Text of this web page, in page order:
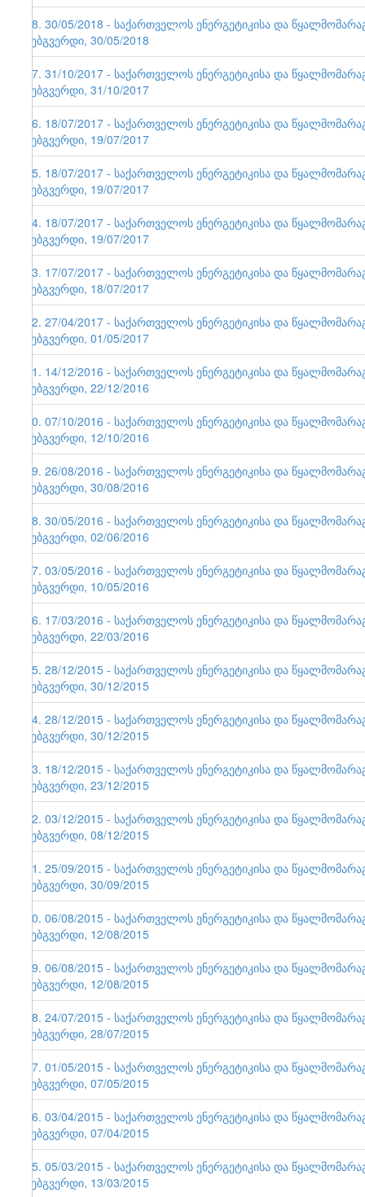
88. 30/05/2018 - საქართველოს ენერგეტიკისა და
ვებგვერდი, 30/05/2018
87. 31/10/2017 - საქართველოს ენერგეტიკისა და
ვებგვერდი, 31/10/2017
86. 18/07/2017 - საქართველოს ენერგეტიკისა და
ვებგვერდი, 19/07/2017
85. 18/07/2017 - საქართველოს ენერგეტიკისა და
ვებგვერდი, 19/07/2017
84. 18/07/2017 - საქართველოს ენერგეტიკისა და
ვებგვერდი, 19/07/2017
83. 17/07/2017 - საქართველოს ენერგეტიკისა და
ვებგვერდი, 18/07/2017
82. 27/04/2017 - საქართველოს ენერგეტიკისა და
ვებგვერდი, 01/05/2017
81. 14/12/2016 - საქართველოს ენერგეტიკისა და
ვებგვერდი, 22/12/2016
80. 07/10/2016 - საქართველოს ენერგეტიკისა და
ვებგვერდი, 12/10/2016
79. 26/08/2016 - საქართველოს ენერგეტიკისა და
ვებგვერდი, 30/08/2016
78. 30/05/2016 - საქართველოს ენერგეტიკისა და
ვებგვერდი, 02/06/2016
77. 03/05/2016 - საქართველოს ენერგეტიკისა და
ვებგვერდი, 10/05/2016
76. 17/03/2016 - საქართველოს ენერგეტიკისა და
ვებგვერდი, 22/03/2016
75. 28/12/2015 - საქართველოს ენერგეტიკისა და
ვებგვერდი, 30/12/2015
74. 28/12/2015 - საქართველოს ენერგეტიკისა და
ვებგვერდი, 30/12/2015
73. 18/12/2015 - საქართველოს ენერგეტიკისა და
ვებგვერდი, 23/12/2015
72. 03/12/2015 - საქართველოს ენერგეტიკისა და
ვებგვერდი, 08/12/2015
71. 25/09/2015 - საქართველოს ენერგეტიკისა და
ვებგვერდი, 30/09/2015
70. 06/08/2015 - საქართველოს ენერგეტიკისა და
ვებგვერდი, 12/08/2015
69. 06/08/2015 - საქართველოს ენერგეტიკისა და
ვებგვერდი, 12/08/2015
68. 24/07/2015 - საქართველოს ენერგეტიკისა და
ვებგვერდი, 28/07/2015
67. 01/05/2015 - საქართველოს ენერგეტიკისა და
ვებგვერდი, 07/05/2015
66. 03/04/2015 - საქართველოს ენერგეტიკისა და
ვებგვერდი, 07/04/2015
65. 05/03/2015 - საქართველოს ენერგეტიკისა და
ვებგვერდი, 13/03/2015